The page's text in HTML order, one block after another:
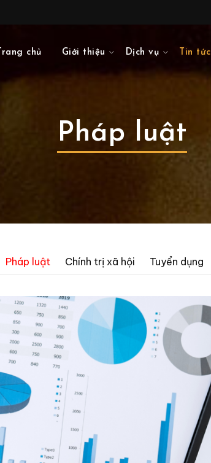
Trang chủ Giới thiệu Dịch vụ Tin tức
Pháp luật
Pháp luật Chính trị xã hội Tuyển dụng